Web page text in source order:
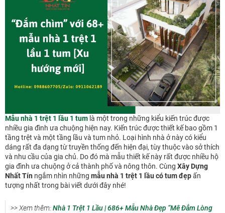
Mẫu nhà 1 trệt 1 lầu 1 tum là một trong những kiểu kiến trúc được
nhiều gia đình ưa chuộng hiện nay. Kiến trúc được thiết kế bao gồm 1
tầng trệt và một tầng lầu và tum nhỏ. Loại hình nhà ở này có kiểu
dáng rất đa dạng từ truyền thống đến hiện đại, tùy thuộc vào sở thích
và nhu cầu của gia chủ. Do đó mà mẫu thiết kế này rất được nhiều hộ
gia đình ưa chuộng ở cả thành phố và nông thôn. Cùng Xây Dựng
Nhất Tín ngắm nhìn những mẫu nhà 1 trệt 1 lầu có tum đẹpấn
tượng nhất trong bài viết dưới đây nhé!
>> Xem thêm:Nhà 1 Trệt 1 Lầu | 686+ Mẫu Nhà Đẹp “Mê Đắm Lòng